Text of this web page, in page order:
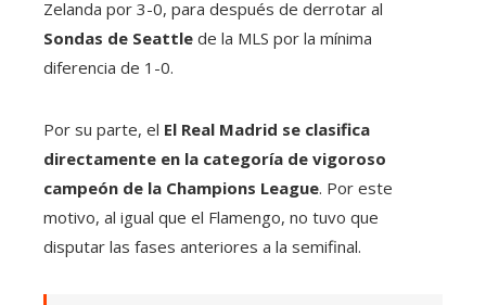
Zelanda por 3-0, para después de derrotar al
Sondas de Seattle de la MLS por la mínima
diferencia de 1-0.
Por su parte, el El Real Madrid se clasifica
directamente en la categoría de vigoroso
campeón de la Champions League. Por este
motivo, al igual que el Flamengo, no tuvo que
disputar las fases anteriores a la semifinal.